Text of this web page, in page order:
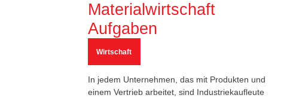
Materialwirtschaft
Aufgaben
Wirtschaft
In jedem Unternehmen, das mit Produkten und
einem Vertrieb arbeitet, sind Industriekaufleute